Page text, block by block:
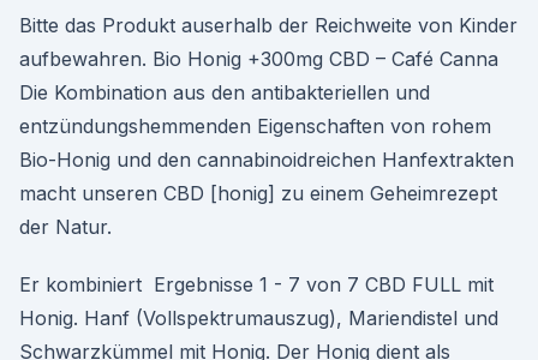
Bitte das Produkt auserhalb der Reichweite von Kinder
aufbewahren. Bio Honig +300mg CBD – Café Canna
Die Kombination aus den antibakteriellen und
entzündungshemmenden Eigenschaften von rohem
Bio-Honig und den cannabinoidreichen Hanfextrakten
macht unseren CBD [honig] zu einem Geheimrezept
der Natur.
Er kombiniert Ergebnisse 1 - 7 von 7 CBD FULL mit
Honig. Hanf (Vollspektrumauszug), Mariendistel und
Schwarzkümmel mit Honig. Der Honig dient als